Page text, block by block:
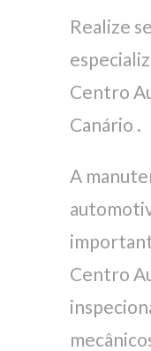
Realize
Centro
Canário .
A
Centro